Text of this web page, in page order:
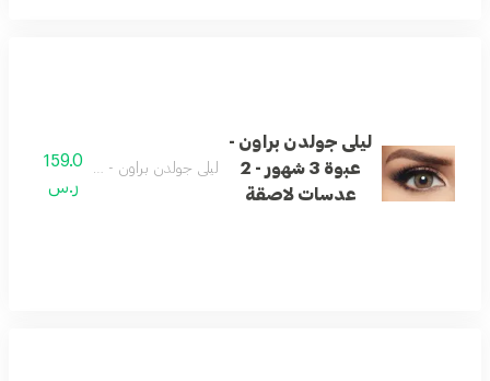
ليلى جولدن براون -
عبوة 3 شهور - 2
عدسات لاصقة
ليلى جولدن براون - عبوة 3 شهور - 2 عدسات لاصقة159.0
ر.س